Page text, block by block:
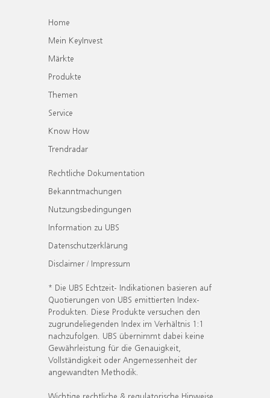
Home
Mein KeyInvest
Märkte
Produkte
Themen
Service
Know How
Trendradar
Rechtliche Dokumentation
Bekanntmachungen
Nutzungsbedingungen
Information zu UBS
Datenschutzerklärung
Disclaimer / Impressum
* Die UBS Echtzeit- Indikationen basieren auf
Quotierungen von UBS emittierten Index-
Produkten. Diese Produkte versuchen den
zugrundeliegenden Index im Verhältnis 1:1
nachzufolgen. UBS übernimmt dabei keine
Gewährleistung für die Genauigkeit,
Vollständigkeit oder Angemessenheit der
angewandten Methodik.